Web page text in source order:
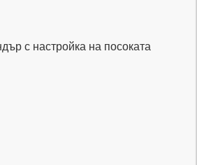
с настройка на посоката